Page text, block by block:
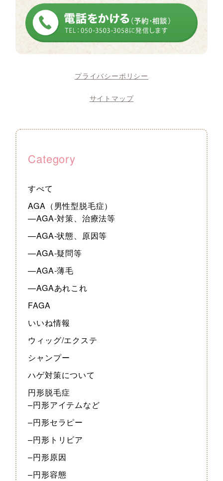
プライバシーポリシー
サイトマップ
Category
すべて
AGA（男性型脱毛症）
—AGA-対策、治療法等
—AGA-状態、原因等
—AGA-疑問等
—AGA-薄毛
—AGAあれこれ
FAGA
いいね情報
ウィッグ/エクステ
シャンプー
ハゲ対策について
円形脱毛症
–円形アイテムなど
–円形セラピー
–円形トリビア
–円形原因
–円形容態